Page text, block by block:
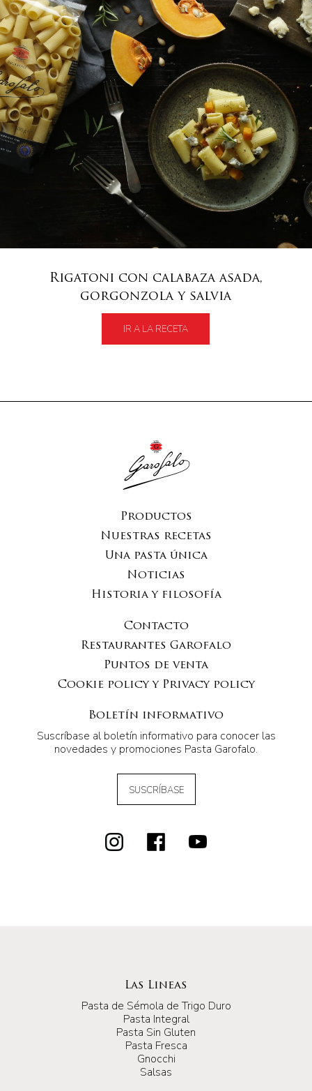
Rigatoni con calabaza asada,
gorgonzola y salvia
IR A LA RECETA
Productos
Nuestras recetas
Una pasta única
Noticias
Historia y filosofía
Contacto
Restaurantes Garofalo
Puntos de venta
Cookie policy y Privacy policy
Boletín informativo
Suscríbase al boletín informativo para conocer las
novedades y promociones Pasta Garofalo.
SUSCRÍBASE
Las Lineas
Pasta de Sémola de Trigo Duro
Pasta Integral
Pasta Sin Gluten
Pasta Fresca
Gnocchi
Salsas